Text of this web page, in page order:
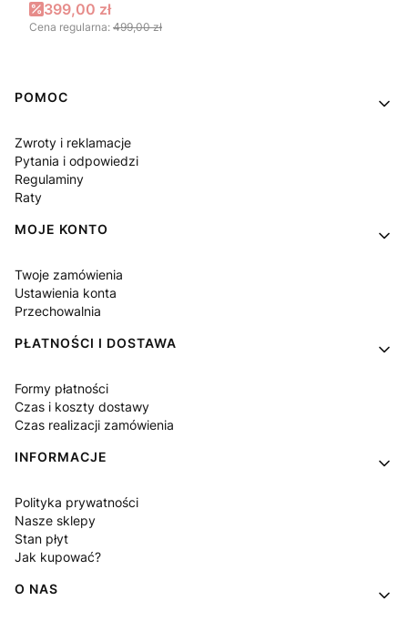
Cena promocyjna
399,00 zł
Cena regularna: 499,00 zł
Linki w stopce
POMOC
Zwroty i reklamacje
Pytania i odpowiedzi
Regulaminy
Raty
MOJE KONTO
Twoje zamówienia
Ustawienia konta
Przechowalnia
PŁATNOŚCI I DOSTAWA
Formy płatności
Czas i koszty dostawy
Czas realizacji zamówienia
INFORMACJE
Polityka prywatności
Nasze sklepy
Stan płyt
Jak kupować?
O NAS